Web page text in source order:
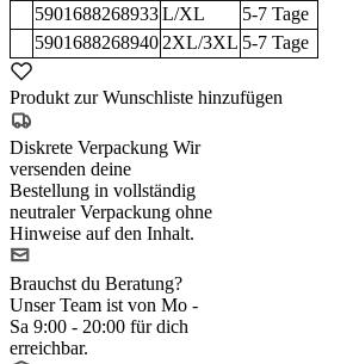
5901688268933L/XL 5-7 Tage
5901688268940 2XL/3XL 5-7 Tage
Produkt zur Wunschliste hinzufügen
Diskrete Verpackung Wir
versenden deine
Bestellung in vollständig
neutraler Verpackung ohne
Hinweise auf den Inhalt.
Brauchst du Beratung?
Unser Team ist von Mo -
Sa 9:00 - 20:00 für dich
erreichbar.